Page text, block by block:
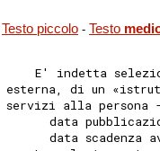
Testo piccolo - Testo
E' indetta
esterna, di un
servizi alla
data
data scadenza